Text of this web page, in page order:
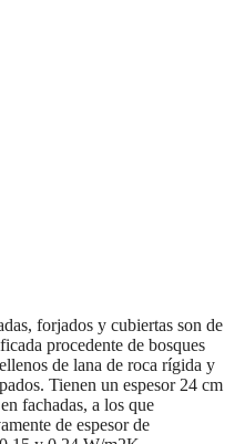
forjados y cubiertas son de
procedente de bosques
de lana de roca rígida y
Tienen un espesor 24 cm
fachadas, a los que
de espesor de